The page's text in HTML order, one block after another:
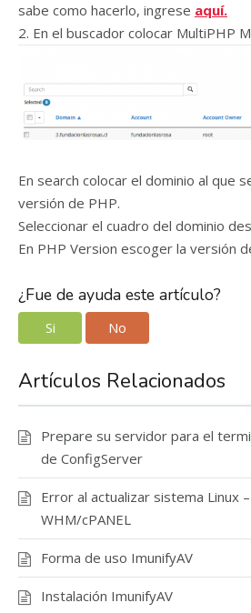
sabe como hacerlo, ingrese aquí.
2. En el buscador colocar MultiPHP
En search colocar el dominio al que
versión de PHP.
Seleccionar el cuadro del dominio
En PHP Version escoger la versión
¿Fue de ayuda este artículo?
Si No
Artículos Relacionados
Prepare su servidor para el
de ConfigServer
Error al actualizar sistema Linux –
WHM/cPANEL
Forma de uso ImunifyAV
Instalación ImunifyAV